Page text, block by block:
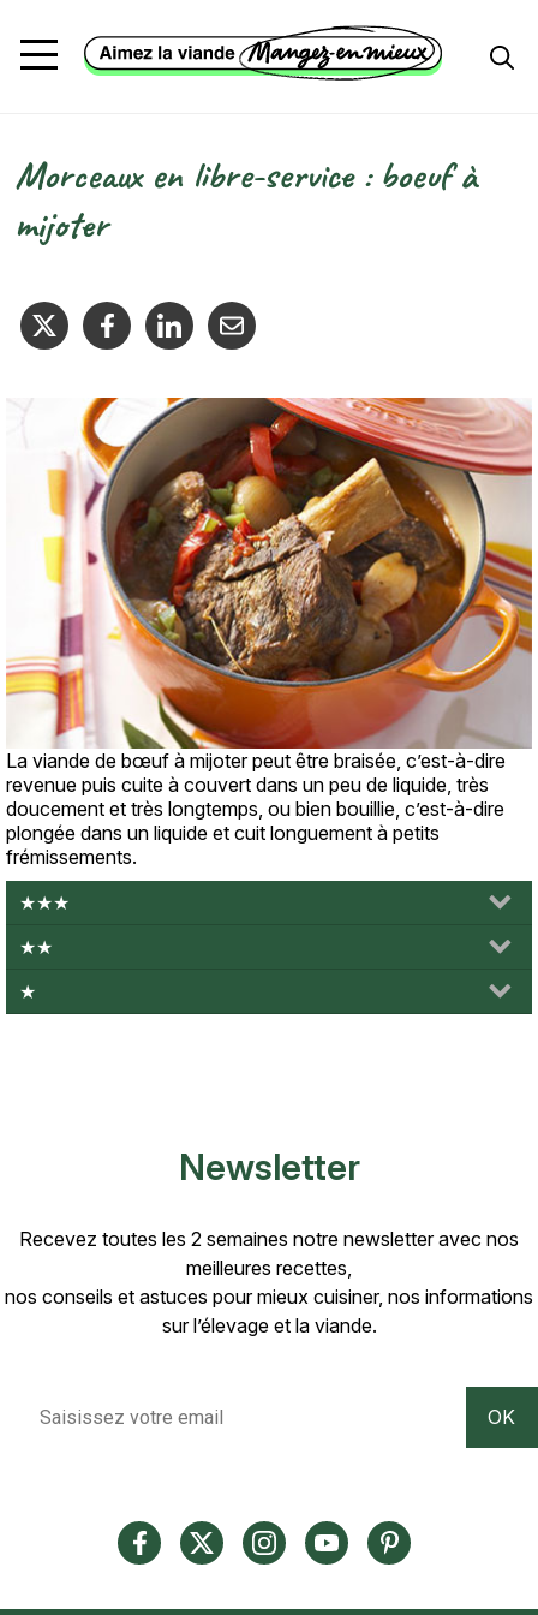
Fil d'Ariane
Morceaux en libre-service : boeuf à
mijoter
Texte
La viande de bœuf à mijoter peut être braisée, c’est-à-dire
revenue puis cuite à couvert dans un peu de liquide, très
doucement et très longtemps, ou bien bouillie, c’est-à-dire
plongée dans un liquide et cuit longuement à petits
frémissements.
★★★
★★
★
Newsletter
Recevez toutes les 2 semaines notre newsletter avec nos
meilleures recettes,
nos conseils et astuces pour mieux cuisiner, nos informations
sur l’élevage et la viande.